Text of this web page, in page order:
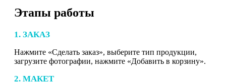
Этапы работы
1. ЗАКАЗ
Нажмите «Сделать заказ», выберите тип продукции,
загрузите фотографии, нажмите «Добавить в корзину».
2. МАКЕТ